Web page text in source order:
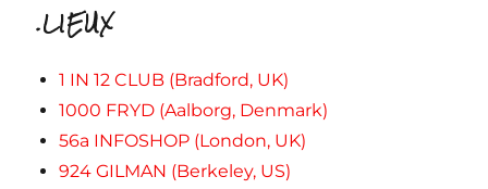
.LIEUX
1 IN 12 CLUB (Bradford, UK)
1000 FRYD (Aalborg, Denmark)
56a INFOSHOP (London, UK)
924 GILMAN (Berkeley, US)